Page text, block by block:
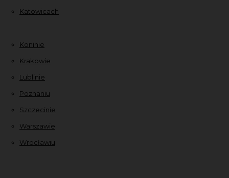
Katowicach
Koninie
Krakowie
Lublinie
Poznaniu
Szczecinie
Warszawie
Wrocławiu